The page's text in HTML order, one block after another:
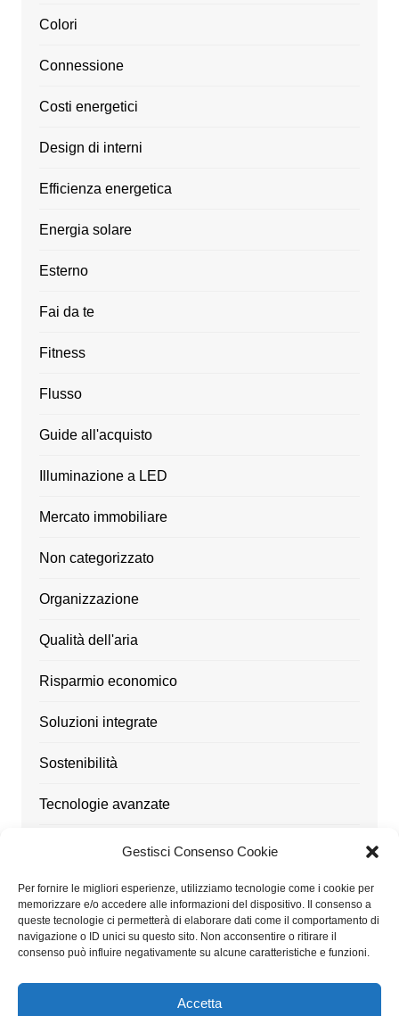
Gestisci Consenso Cookie
Per fornire le migliori esperienze, utilizziamo tecnologie come i cookie per
memorizzare e/o accedere alle informazioni del dispositivo. Il consenso a
queste tecnologie ci permetterà di elaborare dati come il comportamento di
navigazione o ID unici su questo sito. Non acconsentire o ritirare il
consenso può influire negativamente su alcune caratteristiche e funzioni.
Accetta
Colori
Connessione
Costi energetici
Design di interni
Efficienza energetica
Energia solare
Esterno
Fai da te
Fitness
Flusso
Guide all'acquisto
Illuminazione a LED
Mercato immobiliare
Non categorizzato
Organizzazione
Qualità dell'aria
Risparmio economico
Soluzioni integrate
Sostenibilità
Tecnologie avanzate
Utensili